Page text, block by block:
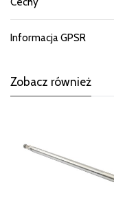
Informacja GPSR
Zobacz również